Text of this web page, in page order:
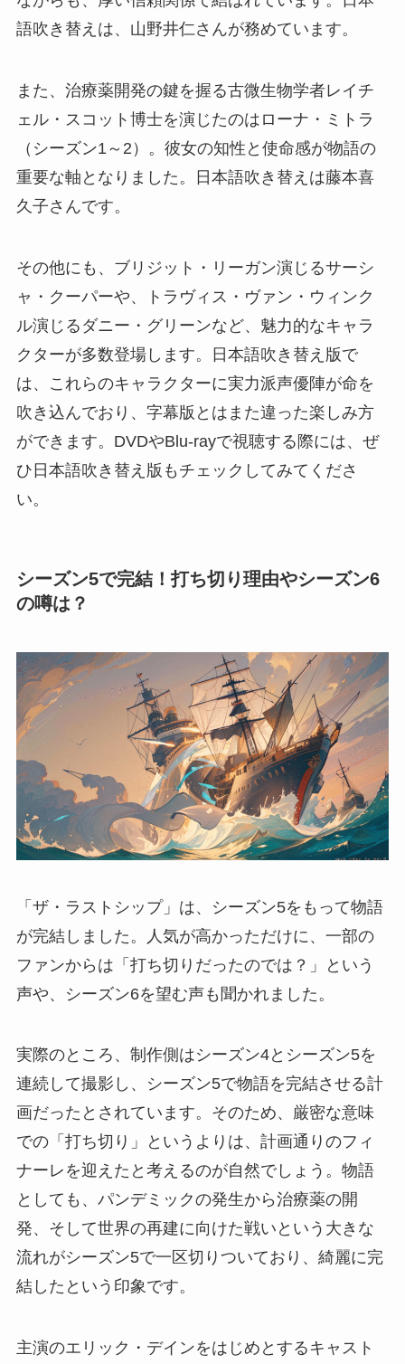
語吹き替えは、山野井仁さんが務めています。
また、治療薬開発の鍵を握る古微生物学者レイチ
ェル・スコット博士を演じたのはローナ・ミトラ
（シーズン1～2）。彼女の知性と使命感が物語の
重要な軸となりました。日本語吹き替えは藤本喜
久子さんです。
その他にも、ブリジット・リーガン演じるサーシ
ャ・クーパーや、トラヴィス・ヴァン・ウィンク
ル演じるダニー・グリーンなど、魅力的なキャラ
クターが多数登場します。日本語吹き替え版で
は、これらのキャラクターに実力派声優陣が命を
吹き込んでおり、字幕版とはまた違った楽しみ方
ができます。DVDやBlu-rayで視聴する際には、ぜ
ひ日本語吹き替え版もチェックしてみてくださ
い。
シーズン5で完結！打ち切り理由やシーズン6
の噂は？
「ザ・ラストシップ」は、シーズン5をもって物語
が完結しました。人気が高かっただけに、一部の
ファンからは「打ち切りだったのでは？」という
声や、シーズン6を望む声も聞かれました。
実際のところ、制作側はシーズン4とシーズン5を
連続して撮影し、シーズン5で物語を完結させる計
画だったとされています。そのため、厳密な意味
での「打ち切り」というよりは、計画通りのフィ
ナーレを迎えたと考えるのが自然でしょう。物語
としても、パンデミックの発生から治療薬の開
発、そして世界の再建に向けた戦いという大きな
流れがシーズン5で一区切りついており、綺麗に完
結したという印象です。
主演のエリック・デインをはじめとするキャスト